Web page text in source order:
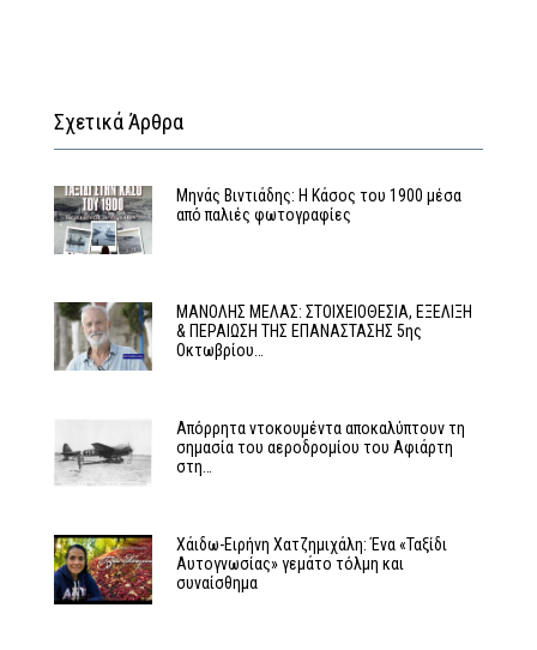
Σχετικά Άρθρα
Μηνάς Βιντιάδης: Η Κάσος του 1900 μέσα
από παλιές φωτογραφίες
MΑΝΟΛΗΣ ΜΕΛΑΣ: ΣΤΟΙΧΕΙΟΘΕΣΙΑ, ΕΞΕΛΙΞΗ
& ΠΕΡΑΙΩΣΗ ΤΗΣ ΕΠΑΝΑΣΤΑΣΗΣ 5ης
Οκτωβρίου…
Απόρρητα ντοκουμέντα αποκαλύπτουν τη
σημασία του αεροδρομίου του Αφιάρτη
στη…
Χάιδω-Ειρήνη Χατζημιχάλη: Ένα «Ταξίδι
Αυτογνωσίας» γεμάτο τόλμη και
συναίσθημα